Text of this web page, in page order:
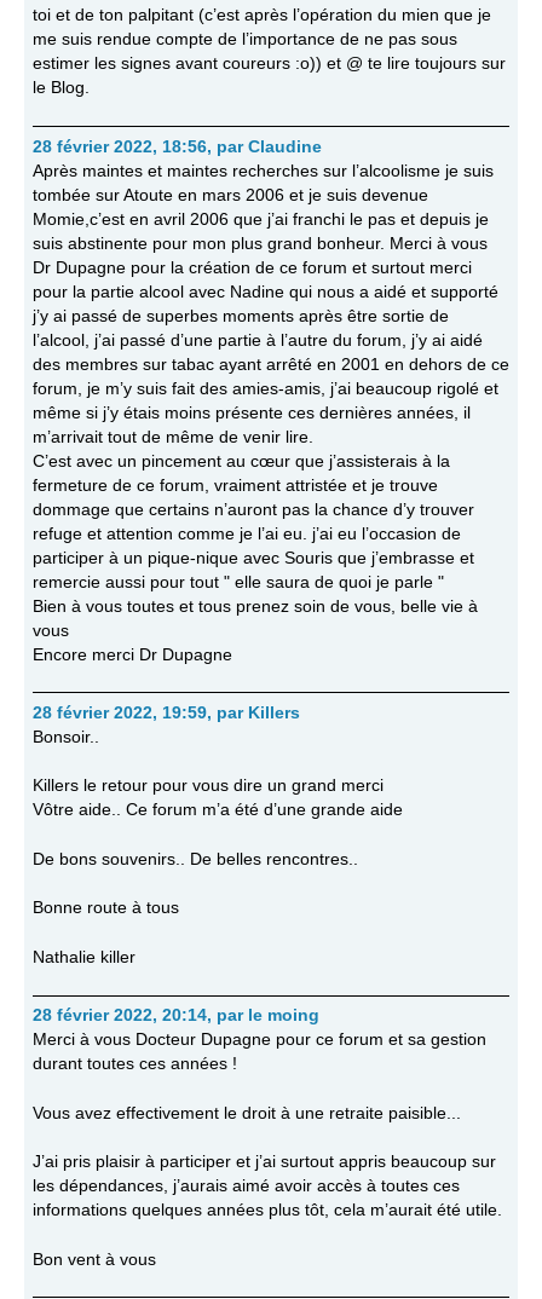
toi et de ton palpitant (c’est après l’opération du mien que je
me suis rendue compte de l’importance de ne pas sous
estimer les signes avant coureurs :o)) et @ te lire toujours sur
le Blog.
28 février 2022, 18:56, par Claudine
Après maintes et maintes recherches sur l’alcoolisme je suis
tombée sur Atoute en mars 2006 et je suis devenue
Momie,c’est en avril 2006 que j’ai franchi le pas et depuis je
suis abstinente pour mon plus grand bonheur. Merci à vous
Dr Dupagne pour la création de ce forum et surtout merci
pour la partie alcool avec Nadine qui nous a aidé et supporté
j’y ai passé de superbes moments après être sortie de
l’alcool, j’ai passé d’une partie à l’autre du forum, j’y ai aidé
des membres sur tabac ayant arrêté en 2001 en dehors de ce
forum, je m’y suis fait des amies-amis, j’ai beaucoup rigolé et
même si j’y étais moins présente ces dernières années, il
m’arrivait tout de même de venir lire.
C’est avec un pincement au cœur que j’assisterais à la
fermeture de ce forum, vraiment attristée et je trouve
dommage que certains n’auront pas la chance d’y trouver
refuge et attention comme je l’ai eu. j’ai eu l’occasion de
participer à un pique-nique avec Souris que j’embrasse et
remercie aussi pour tout " elle saura de quoi je parle "
Bien à vous toutes et tous prenez soin de vous, belle vie à
vous
Encore merci Dr Dupagne
28 février 2022, 19:59, par Killers
Bonsoir..
Killers le retour pour vous dire un grand merci
Vôtre aide.. Ce forum m’a été d’une grande aide
De bons souvenirs.. De belles rencontres..
Bonne route à tous
Nathalie killer
28 février 2022, 20:14, par le moing
Merci à vous Docteur Dupagne pour ce forum et sa gestion
durant toutes ces années !
Vous avez effectivement le droit à une retraite paisible...
J’ai pris plaisir à participer et j’ai surtout appris beaucoup sur
les dépendances, j’aurais aimé avoir accès à toutes ces
informations quelques années plus tôt, cela m’aurait été utile.
Bon vent à vous